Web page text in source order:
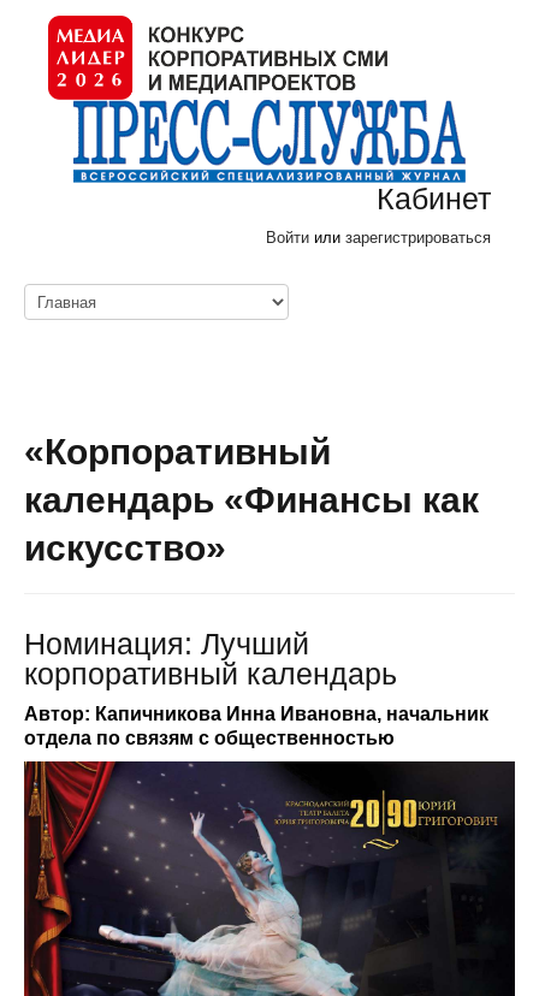
Кабинет
Войти или зарегистрироваться
«Корпоративный
календарь «Финансы как
искусство»
Номинация: Лучший
корпоративный календарь
Автор: Капичникова Инна Ивановна, начальник
отдела по связям с общественностью